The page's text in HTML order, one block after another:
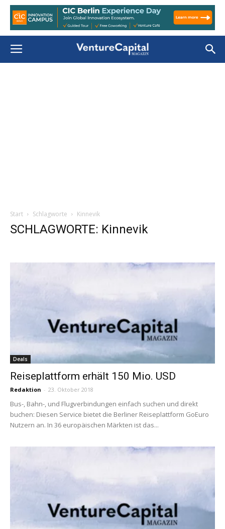
Start Schlagworte Kinnevik
SCHLAGWORTE: Kinnevik
Deals
Reiseplattform erhält 150 Mio. USD
Redaktion - 23. Oktober 2018
Bus-, Bahn-, und Flugverbindungen einfach suchen und direkt
buchen: Diesen Service bietet die Berliner Reiseplattform GoEuro
Nutzern an. In 36 europäischen Märkten ist das...